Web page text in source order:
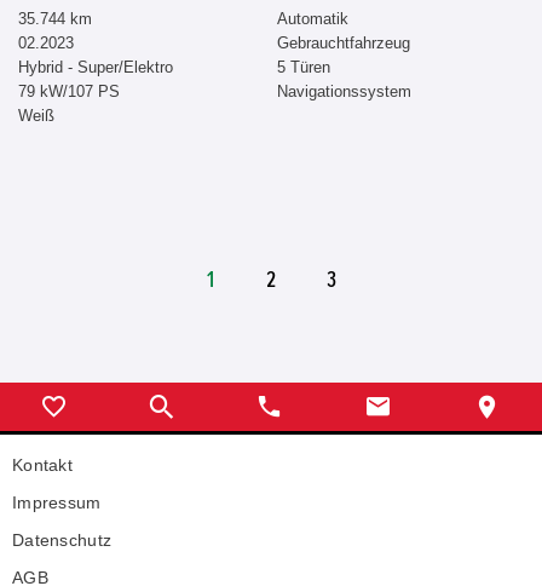
35.744 km
02.2023
Hybrid - Super/Elektro
79 kW/107 PS
Weiß
Automatik
Gebrauchtfahrzeug
5 Türen
Navigationssystem
1 2 3
Kontakt
Impressum
Datenschutz
AGB